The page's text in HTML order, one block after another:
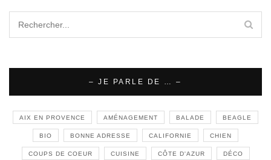
– JE PARLE DE … –
AIX EN PROVENCE AMÉNAGEMENT BALADE BEAGLE
BIO BONNE ADRESSE CALIFORNIE CHIEN
COUPS DE COEUR CUISINE CÔTE D'AZUR DÉCO